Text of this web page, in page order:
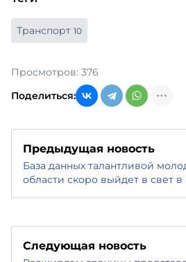
Транспорт 10
Просмотров: 376
Поделиться:
Предыдущая новость
База данных талантливой
области скоро выйдет в свет
Следующая новость